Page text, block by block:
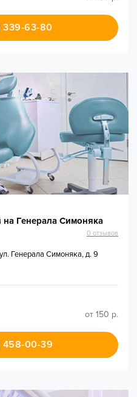
339-63-80
Генерала Симоняка
0 отзывов
Генерала Симоняка, д. 9
от 150 р.
458-00-39